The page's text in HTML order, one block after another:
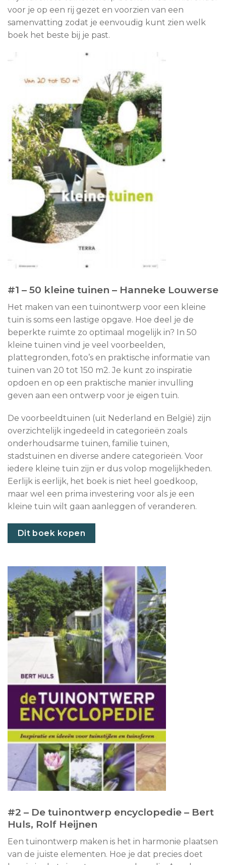
voor je op een rij gezet en voorzien van een
samenvatting zodat je eenvoudig kunt zien welk
boek het beste bij je past.
#1 – 50 kleine tuinen – Hanneke Louwerse
Het maken van een tuinontwerp voor een kleine
tuin is soms een lastige opgave. Hoe deel je de
beperkte ruimte zo optimaal mogelijk in? In 50
kleine tuinen vind je veel voorbeelden,
plattegronden, foto’s en praktische informatie van
tuinen van 20 tot 150 m2. Je kunt zo inspiratie
opdoen en op een praktische manier invulling
geven aan een ontwerp voor je eigen tuin.
De voorbeeldtuinen (uit Nederland en België) zijn
overzichtelijk ingedeeld in categorieën zoals
onderhoudsarme tuinen, familie tuinen,
stadstuinen en diverse andere categorieën. Voor
iedere kleine tuin zijn er dus volop mogelijkheden.
Eerlijk is eerlijk, het boek is niet heel goedkoop,
maar wel een prima investering voor als je een
kleine tuin wilt gaan aanleggen of veranderen.
Dit boek kopen
#2 – De tuinontwerp encyclopedie – Bert
Huls, Rolf Heijnen
Een tuinontwerp maken is het in harmonie plaatsen
van de juiste elementen. Hoe je dat precies doet